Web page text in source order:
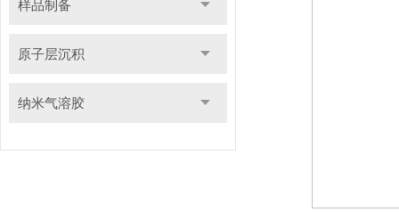
样品制备
原子层沉积
纳米气溶胶